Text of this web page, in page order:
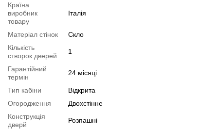
Країна
виробник
товару
Італія
Матеріал стінок
Скло
Кількість
створок дверей
1
Гарантійний
термін
24 місяці
Тип кабіни
Відкрита
Огородження
Двохстінне
Конструкція
дверй
Розпашні